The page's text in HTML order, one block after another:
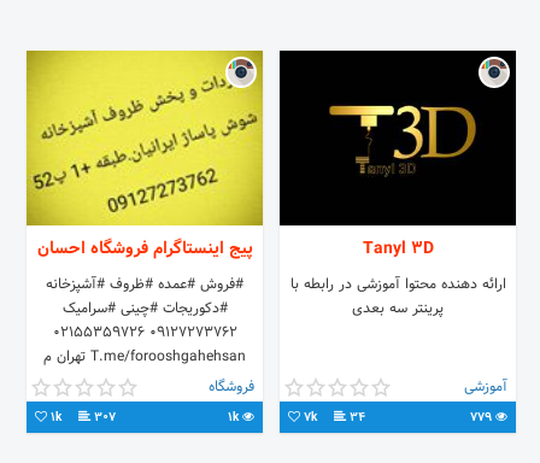
Tanyl 3D
ارائه دهنده محتوا آموزشی در رابطه با
پرینتر سه بعدی
آموزشی
34
7k
پیج اینستاگرام فروشگاه احسان
#فروش #عمده #ظروف #آشپزخانه
#دکوریجات #چینی #سرامیک
09127273762 02155359726
T.me/forooshgahehsan تهران م
شوش خ صابونیان پاساژایرانیان ط مثبت
یک پ52
فروشگاه
1k
307
1k